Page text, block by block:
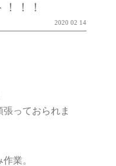
！！
2020 02 14
っておられま
業。